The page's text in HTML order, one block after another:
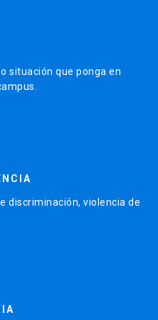
situación que ponga en
discriminación, violencia de